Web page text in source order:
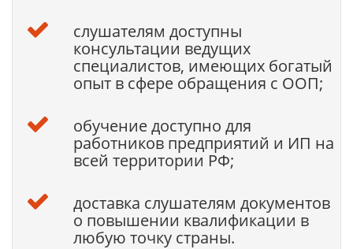
слушателям доступны
консультации ведущих
специалистов, имеющих богатый
опыт в сфере обращения с ООП;
обучение доступно для
работников предприятий и ИП на
всей территории РФ;
доставка слушателям документов
о повышении квалификации в
любую точку страны.